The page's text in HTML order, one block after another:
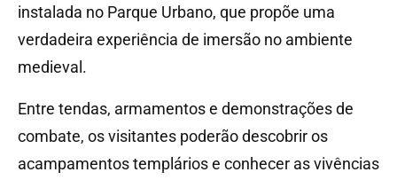
instalada no Parque Urbano, que propõe uma
verdadeira experiência de imersão no ambiente
medieval.
Entre tendas, armamentos e demonstrações de
combate, os visitantes poderão descobrir os
acampamentos templários e conhecer as vivências